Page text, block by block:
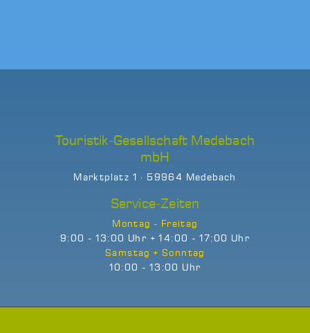
Touristik-Gesellschaft Medebach
mbH
Marktplatz 1 · 59964 Medebach
Service-Zeiten
Montag - Freitag
9:00 - 13:00 Uhr + 14:00 - 17:00 Uhr
Samstag + Sonntag
10:00 - 13:00 Uhr